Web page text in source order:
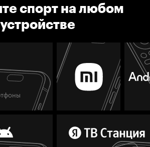
спорт на любом
устройстве